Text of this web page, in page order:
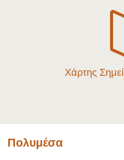
Χάρτης
Πολυμέσα